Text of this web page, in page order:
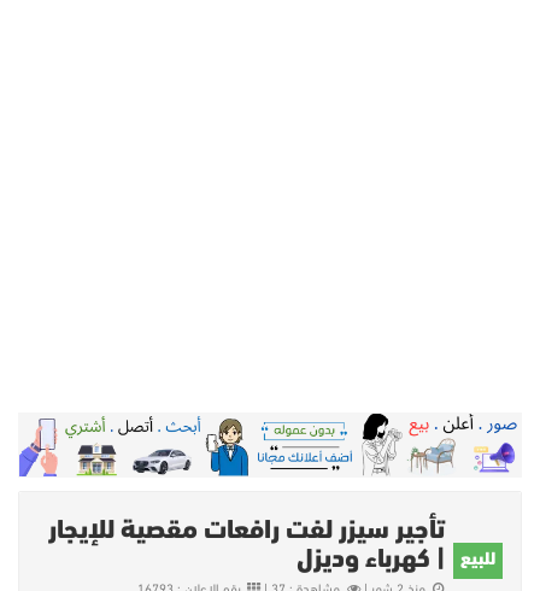
للبيع
تأجير سيزر لفت رافعات مقصية للإيجار
| كهرباء وديزل